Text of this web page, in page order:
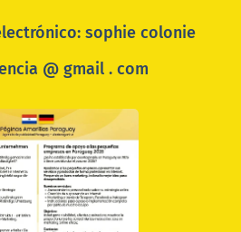
sophie colonie
@ gmail . com